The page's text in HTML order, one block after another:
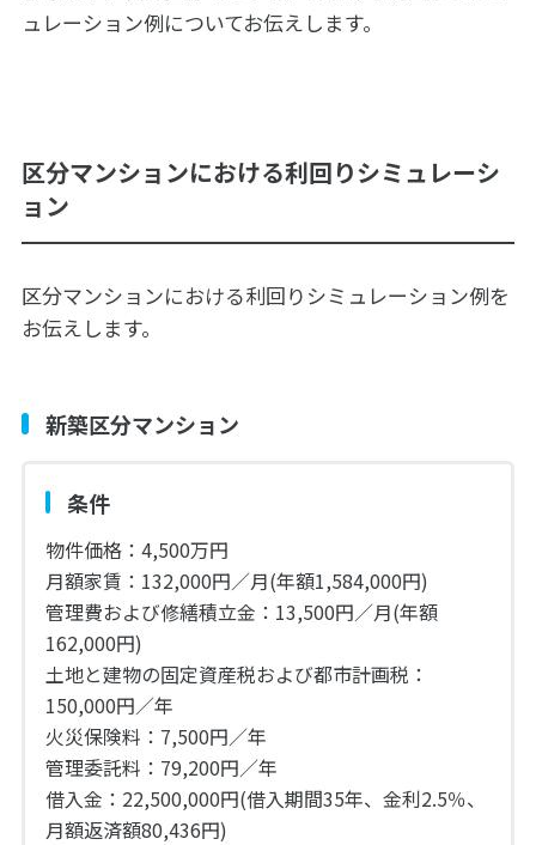
ュレーション例についてお伝えします。
区分マンションにおける利回りシミュレーシ
ョン
区分マンションにおける利回りシミュレーション例を
お伝えします。
新築区分マンション
条件
物件価格：4,500万円
月額家賃：132,000円／月(年額1,584,000円)
管理費および修繕積立金：13,500円／月(年額
162,000円)
土地と建物の固定資産税および都市計画税：
150,000円／年
火災保険料：7,500円／年
管理委託料：79,200円／年
借入金：22,500,000円(借入期間35年、金利2.5％、
月額返済額80,436円)